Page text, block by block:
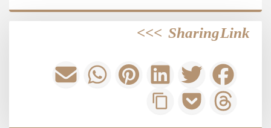
Sharing Link
>>>